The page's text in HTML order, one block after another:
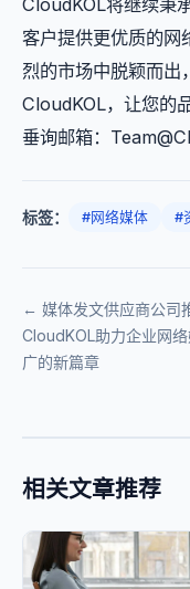
CloudKOL将继续秉
客户提供更优质的网
烈的市场中脱颖而出
CloudKOL，让您的
垂询邮箱：
标签： #网络媒体 #
← 媒体发文供应商公司
CloudKOL助力企业网
广的新篇章
相关文章推荐